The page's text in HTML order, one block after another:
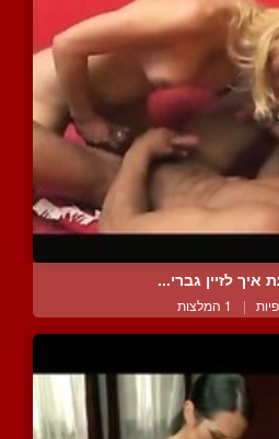
איך לזיין גברי...
| 1 המלצות